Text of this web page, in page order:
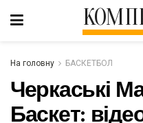
На головну БАСКЕТБОЛ
Черкаські
Баскет: